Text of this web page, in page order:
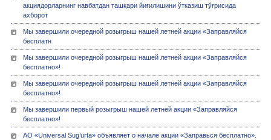
акциядорларнинг навбатдан ташқари йиғилишини ўтказиш тўғрисида
ахборот
Мы завершили очередной розыгрыш нашей летней акции «Заправляйся
бесплатн
Мы завершили очередной розыгрыш нашей летней акции «Заправляйся
бесплатно»!
Мы завершили очередной розыгрыш нашей летней акции «Заправляйся
бесплатно»!
Мы завершили первый розыгрыш нашей летней акции «Заправляйся
бесплатно»!
АО «Universal Sug’urta» объявляет о начале акции «Заправься бесплатно».